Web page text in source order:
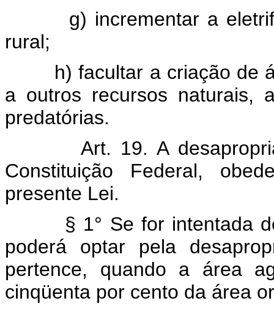
g) incrementar a
rural;
h) facultar a criação de
a outros recursos naturais,
predatórias.
Art. 19. A
Constituição Federal,
presente Lei.
§ 1° Se for intentada
poderá optar pela
pertence, quando a área
cinqüenta por cento da área